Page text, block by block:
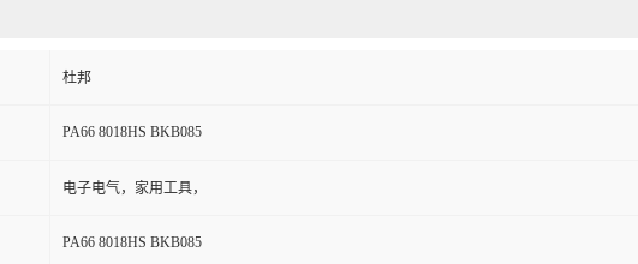
杜邦
PA66 8018HS BKB085
电子电气，家用工具，
PA66 8018HS BKB085